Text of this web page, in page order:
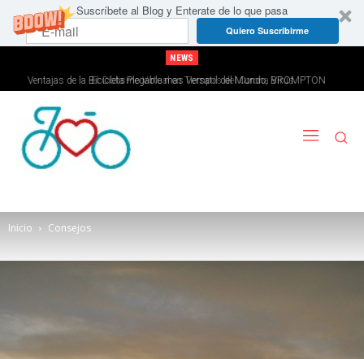
Suscríbete al Blog y Enterate de lo que pasa
Quiero Suscribirme
NEWS
Ventajas de la Bicicleta Plegable mas Versatil del Mundo, BROMPTON
El Ciclismo Virtual en Tiempos del Corona Virus
Inicio Consejos